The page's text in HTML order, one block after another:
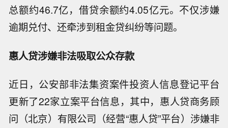
总额约46.7亿，借贷余额约4.05亿元。不仅涉嫌
逾期兑付、还牵涉到租金贷纠纷等问题。
惠人贷涉嫌非法吸取公众存款
近日，公安部非法集资案件投资人信息登记平台
更新了22家立案平台信息，其中，惠人贷商务顾
问（北京）有限公司（经营“惠人贷”平台）涉嫌非